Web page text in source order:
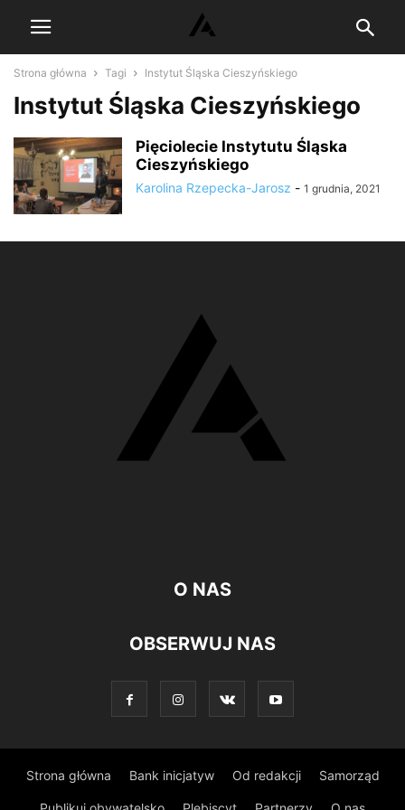
Strona główna Tagi Instytut Śląska Cieszyńskiego
Instytut Śląska Cieszyńskiego
Pięciolecie Instytutu Śląska
Cieszyńskiego
Karolina Rzepecka-Jarosz - 1 grudnia, 2021
O NAS
OBSERWUJ NAS
Strona główna Bank inicjatyw Od redakcji Samorząd